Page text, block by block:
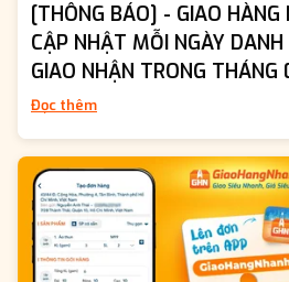
[THÔNG BÁO] - GIAO HÀNG
CẬP NHẬT MỖI NGÀY
GIAO NHẬN TRONG
Đọc thêm